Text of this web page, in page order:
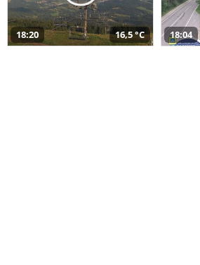
18:20 16,5 °C 18:04